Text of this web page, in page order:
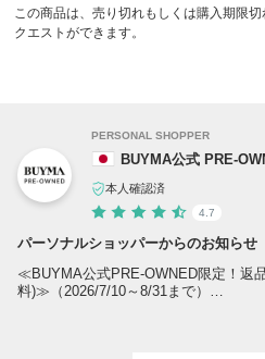
この商品は、売り切れもしくは購入期限
クエストができます。
PERSONAL SHOPPER
BUYMA公式 PRE-
本人確認済
4.7
パーソナルショッパーからのお知らせ
≪BUYMA公式PRE-OWNED限定！返
料)≫（2026/7/10～8/31まで）
商品到着後5日以内なら返品OK、返